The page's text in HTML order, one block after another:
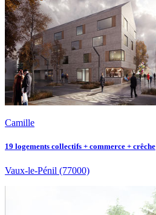
Camille
19 logements collectifs + commerce + crêche
Vaux-le-Pénil (77000)